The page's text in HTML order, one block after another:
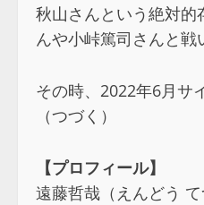
秋山さんという絶対的
んや小峠篤司さんと戦
その時、2022年6月サ
（つづく）
【プロフィール】
遠藤哲哉（えんどう